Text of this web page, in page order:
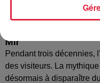
Mir
Pendant trois décennies,
des visiteurs. La
désormais à disparaître